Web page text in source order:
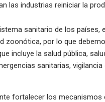
las industrias reiniciar la
sanitario de los países,
zoonótica, por lo que
incluye la salud pública,
sanitarias,
fortalecer los mecanismos